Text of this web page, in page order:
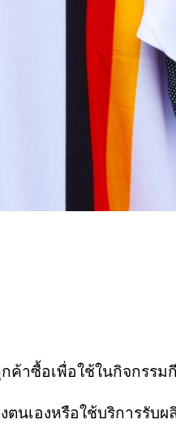
ค้าซื้อเพื่อใช้ในกิจกรรม
เองหรือใช้บริการรับ